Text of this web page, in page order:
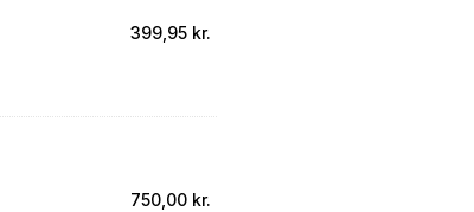
399,95 kr.
750,00 kr.